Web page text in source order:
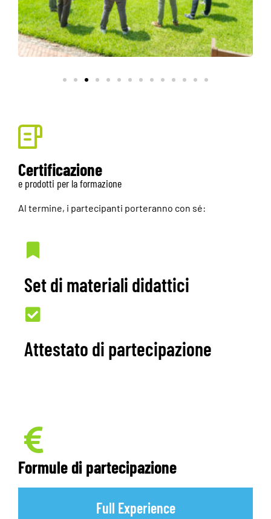
Certificazione
e prodotti per la formazione
Al termine, i partecipanti porteranno con sé:
Set di materiali didattici
Attestato di partecipazione
Formule di partecipazione
Full Experience